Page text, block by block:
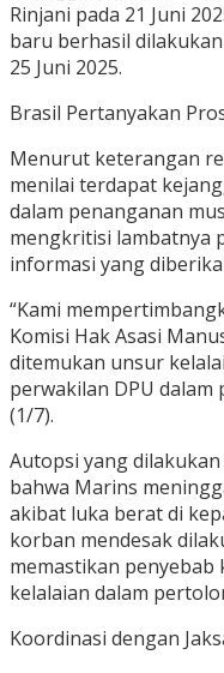
Rinjani pada 21 Juni
baru berhasil
25 Juni 2025.
Brasil Pertanyakan
Menurut keterangan
menilai terdapat
dalam penanganan
mengkritisi lambatnya
informasi yang
“Kami
Komisi Hak Asasi
ditemukan unsur
perwakilan DPU dalam
(1/7).
Autopsi yang
bahwa Marins
akibat luka berat di
korban mendesak
memastikan penyebab
kelalaian dalam
Koordinasi dengan